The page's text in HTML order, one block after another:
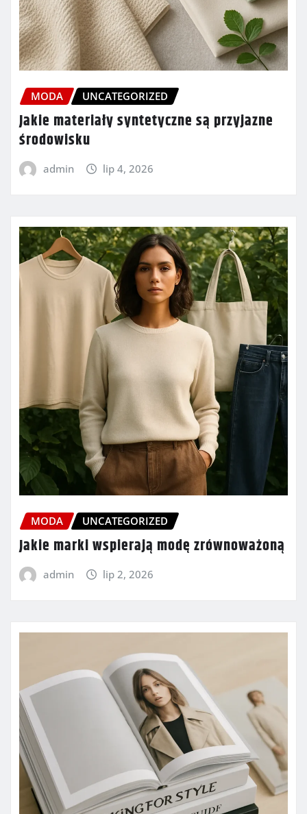
MODA UNCATEGORIZED
Jakie materiały syntetyczne są przyjazne
środowisku
admin lip 4, 2026
MODA UNCATEGORIZED
Jakie marki wspierają modę zrównoważoną
admin lip 2, 2026